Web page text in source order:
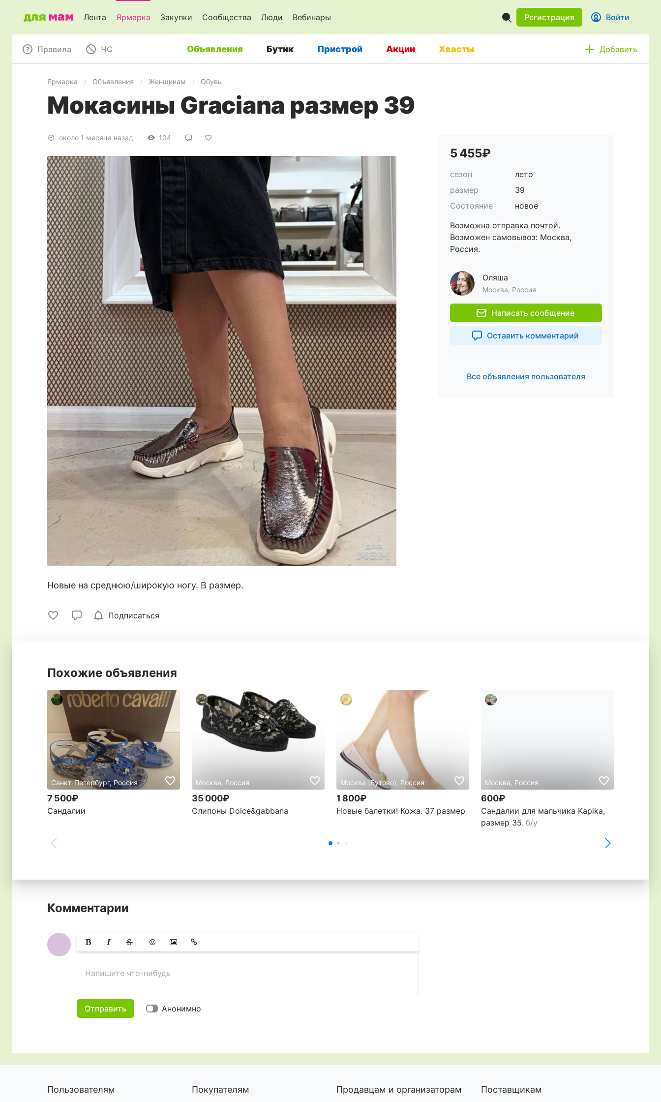
Лента Ярмарка Закупки Сообщества Люди Вебинары Регистрация Войти
Правила ЧC Добавить
Объявления Бутик Пристрой Акции Хвасты
Ярмарка Объявления Женщинам Обувь
Мокасины Graciana размер 39
около 1 месяца назад 104
Новые на среднюю/широкую ногу. В размер.
5 455₽
сезон
лето
размер
39
Состояние
новое
Возможна отправка почтой.
Возможен самовывоз: Москва,
Россия.
Оляша
Москва, Россия
Написать сообщение
Оставить комментарий
Все объявления пользователя
Подписаться
Похожие объявления
Санкт-Петербург, Россия
7 500₽
Сандалии
Москва, Россия
35 000₽
Слипоны Dolce&gabbana
Москва (Бутово), Россия
1 800₽
Новые балетки! Кожа. 37 размер
Москва, Россия
600₽
Сандалии для мальчика Kapika,
размер 35. б/у
Комментарии
ЖирныйКурсивЗачеркнутый
СмайликиВставить изображение
Вставить ссылку
Напишите что-нибудь
Отправить Анонимно
Пользователям Покупателям Продавцам и организаторам Поставщикам